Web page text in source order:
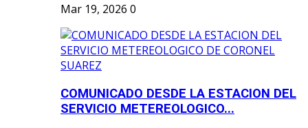
Mar 19, 2026 0
COMUNICADO DESDE LA ESTACION DEL
SERVICIO METEREOLOGICO...